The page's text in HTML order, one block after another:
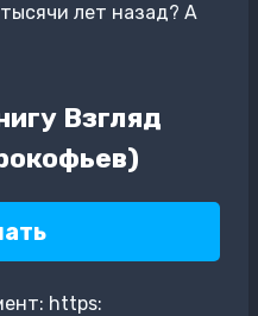
лет назад? А
Взгляд
https: